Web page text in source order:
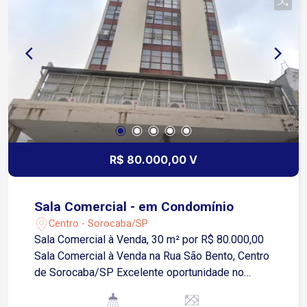
R$ 80.000,00 V
Sala Comercial - em Condomínio
Centro - Sorocaba/SP
Sala Comercial à Venda, 30 m² por R$ 80.000,00
Sala Comercial à Venda na Rua São Bento, Centro
de Sorocaba/SP Excelente oportunidade no